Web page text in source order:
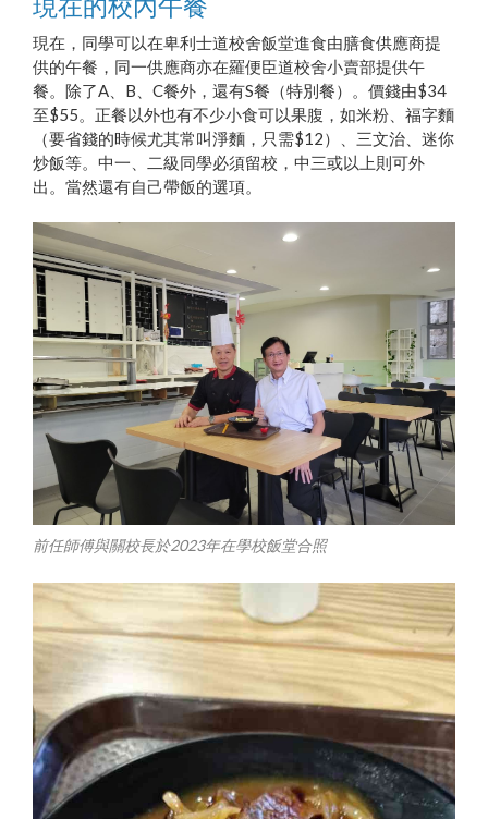
現在的校內午餐
現在，同學可以在卑利士道校舍飯堂進食由膳食供應商提
供的午餐，同一供應商亦在羅便臣道校舍小賣部提供午
餐。除了A、B、C餐外，還有S餐（特別餐）。價錢由$34
至$55。正餐以外也有不少小食可以果腹，如米粉、福字麵
（要省錢的時候尤其常叫淨麵，只需$12）、三文治、迷你
炒飯等。中一、二級同學必須留校，中三或以上則可外
出。當然還有自己帶飯的選項。
前任師傅與關校長於2023年在學校飯堂合照